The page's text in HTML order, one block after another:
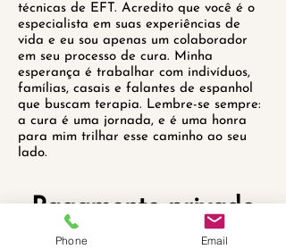
técnicas de EFT. Acredito que você é o
especialista em suas experiências de
vida e eu sou apenas um colaborador
em seu processo de cura. Minha
esperança é trabalhar com indivíduos,
famílias, casais e falantes de espanhol
que buscam terapia. Lembre-se sempre:
a cura é uma jornada, e é uma honra
para mim trilhar esse caminho ao seu
lado.
Pagamento privado
Phone Email